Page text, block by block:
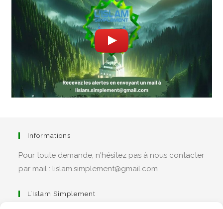
Informations
Pour toute demande, n'hésitez pas à nous contacter
par mail : lislam.simplement@gmail.com
L’Islam Simplement